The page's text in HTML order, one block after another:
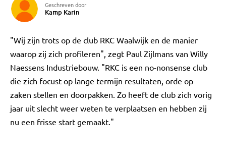
Geschreven door
Kamp Karin
"Wij zijn trots op de club RKC Waalwijk en de manier
waarop zij zich profileren", zegt Paul Zijlmans van Willy
Naessens Industriebouw. "RKC is een no-nonsense club
die zich focust op lange termijn resultaten, orde op
zaken stellen en doorpakken. Zo heeft de club zich vorig
jaar uit slecht weer weten te verplaatsen en hebben zij
nu een frisse start gemaakt."